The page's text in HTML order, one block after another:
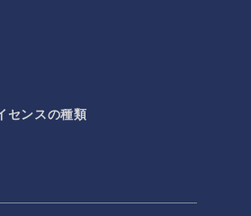
センスの種類